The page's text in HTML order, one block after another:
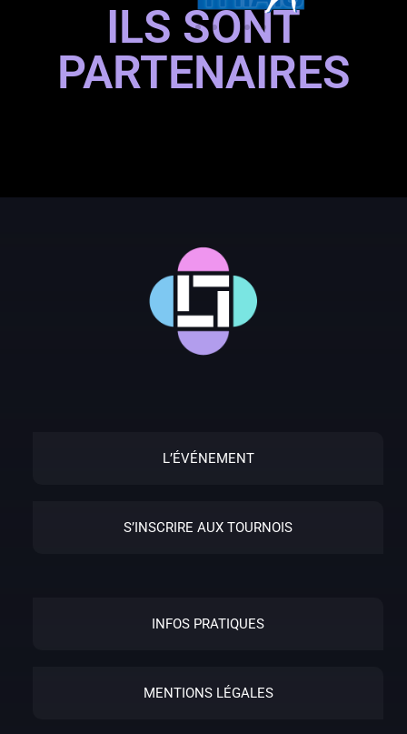
ILS SONT
PARTENAIRES
L’ÉVÉNEMENT
S’INSCRIRE AUX TOURNOIS
INFOS PRATIQUES
MENTIONS LÉGALES